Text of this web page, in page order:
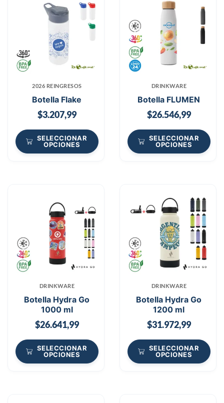
2026 REINGRESOS
Botella Flake
$3.207,99
SELECCIONAR
OPCIONES
DRINKWARE
Botella FLUMEN
$26.546,99
SELECCIONAR
OPCIONES
DRINKWARE
Botella Hydra Go
1000 ml
$26.641,99
SELECCIONAR
OPCIONES
DRINKWARE
Botella Hydra Go
1200 ml
$31.972,99
SELECCIONAR
OPCIONES